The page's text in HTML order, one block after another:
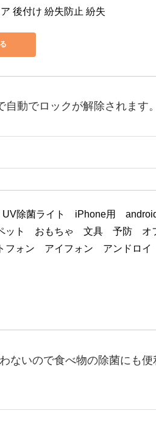
後付け 紛失防止 紛失
動でロックが解除されます。
除菌ライト　iPhone用　
ット　おもちゃ　文具　予防　オ
フォン　アイフォン　アンドロイ
ないので食べ物の除菌にも便